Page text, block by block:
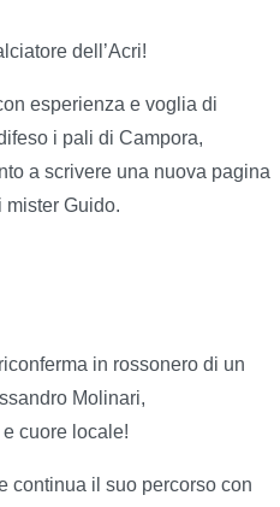
dell’Acri!
esperienza e voglia di
i pali di Campora,
a scrivere una nuova pagina
Guido.
in rossonero di un
Molinari,
cuore locale!
continua il suo percorso con